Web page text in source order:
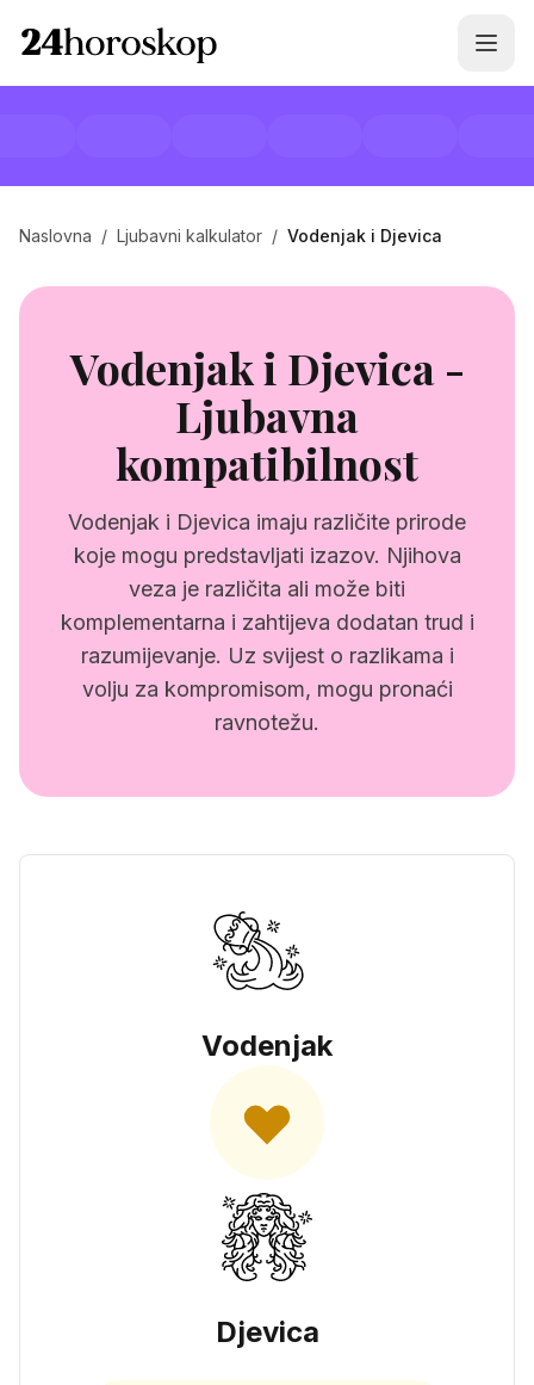
Naslovna / Ljubavni kalkulator / Vodenjak i Djevica
Vodenjak i Djevica -
Ljubavna
kompatibilnost
Vodenjak i Djevica imaju različite prirode
koje mogu predstavljati izazov. Njihova
veza je različita ali može biti
komplementarna i zahtijeva dodatan trud i
razumijevanje. Uz svijest o razlikama i
volju za kompromisom, mogu pronaći
ravnotežu.
Vodenjak
Djevica